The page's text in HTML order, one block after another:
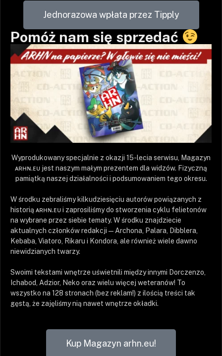
Jednorazowa wpłata przez Tipply
Pomóż nam się sprzedać
Wyprodukowany specjalnie z okazji 15-lecia serwisu, Magazyn
ᴀʀʜɴ.ᴇᴜ jest naszym małym prezentem dla widzów. Fizyczną
pamiątką naszej działalności i podsumowaniem tego okresu.
W środku zebraliśmy kilkudziesięciu autorów powiązanych z
historią ᴀʀʜɴ.ᴇᴜ i zaprosiliśmy do stworzenia cyklu felietonów
na wybrane przez siebie tematy. W środku znajdziecie
aktualnych członków redakcji — Archona, Palara, Dibblera,
Kebaba, Viatoro, Rikaru i Kondora, ale również wiele dawno
niewidzianych twarzy.
Swoimi tekstami wnętrze uświetnili między innymi Dorczenzo,
Ichabod, Adzior, Neko oraz wielu więcej weteranów! To
wszystko na 128 stronach (bez reklam!) z ilością treści tak
gęstą, że zajęliśmy nią nawet wnętrze okładki.
Kup Magazyn arhn.eu!